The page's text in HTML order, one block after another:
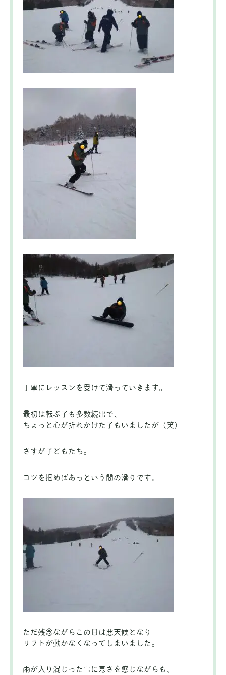
丁寧にレッスンを受けて滑っていきます。
最初は転ぶ子も多数続出で、
ちょっと心が折れかけた子もいましたが（笑）
さすが子どもたち。
コツを掴めばあっという間の滑りです。
ただ残念ながらこの日は悪天候となり
リフトが動かなくなってしまいました。
雨が入り混じった雪に寒さを感じながらも、